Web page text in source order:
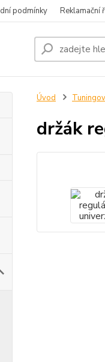
podmínky Reklamační
Úvod
držák